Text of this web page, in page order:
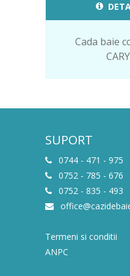
Cada baie
SUPORT
0744 - 471 - 975
0752 - 785 - 676
0752 - 835 - 493
Termeni si conditii
ANPC